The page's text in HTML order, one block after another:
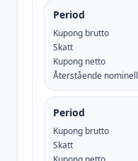
Period
Kupong brutto
Skatt
Kupong netto
Återstående nominell
Period
Kupong brutto
Skatt